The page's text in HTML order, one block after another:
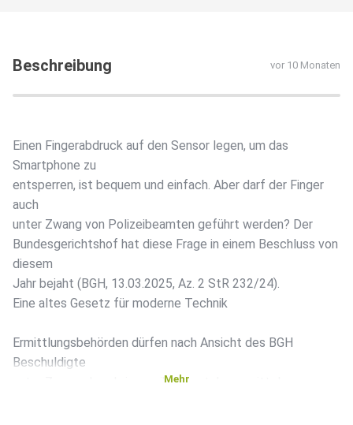
Beschreibung vor 10 Monaten
Einen Fingerabdruck auf den Sensor legen, um das
Smartphone zu
entsperren, ist bequem und einfach. Aber darf der Finger
auch
unter Zwang von Polizeibeamten geführt werden? Der
Bundesgerichtshof hat diese Frage in einem Beschluss von
diesem
Jahr bejaht (BGH, 13.03.2025, Az. 2 StR 232/24).
Eine altes Gesetz für moderne Technik
Ermittlungsbehörden dürfen nach Ansicht des BGH
Beschuldigte
unter Zwang dazu bringen, ihr Smartphone mittels
Mehr